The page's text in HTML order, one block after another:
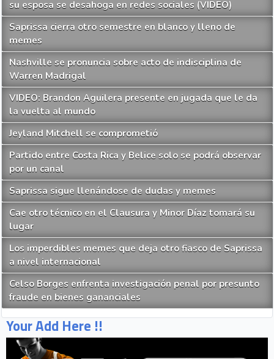
Saprissa sigue coleccionando memes a nivel
internacional
Marvin Loría aparentemente fue captado con amante y
su esposa se desahoga en redes sociales (VIDEO)
Saprissa cierra otro semestre en blanco y lleno de
memes
Nashville se pronuncia sobre acto de indisciplina de
Warren Madrigal
VIDEO: Brandon Aguilera presente en jugada que le da
la vuelta al mundo
Jeyland Mitchell se comprometió
Partido entre Costa Rica y Belice solo se podrá observar
por un canal
Saprissa sigue llenándose de dudas y memes
Cae otro técnico en el Clausura y Minor Díaz tomará su
lugar
Los imperdibles memes que deja otro fiasco de Saprissa
Celso Borges enfrenta investigación penal por presunto
fraude en bienes gananciales